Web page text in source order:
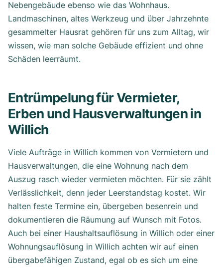
Nebengebäude ebenso wie das Wohnhaus.
Landmaschinen, altes Werkzeug und über Jahrzehnte
gesammelter Hausrat gehören für uns zum Alltag, wir
wissen, wie man solche Gebäude effizient und ohne
Schäden leerräumt.
Entrümpelung für Vermieter,
Erben und Hausverwaltungen in
Willich
Viele Aufträge in Willich kommen von Vermietern und
Hausverwaltungen, die eine Wohnung nach dem
Auszug rasch wieder vermieten möchten. Für sie zählt
Verlässlichkeit, denn jeder Leerstandstag kostet. Wir
halten feste Termine ein, übergeben besenrein und
dokumentieren die Räumung auf Wunsch mit Fotos.
Auch bei einer Haushaltsauflösung in Willich oder einer
Wohnungsauflösung in Willich achten wir auf einen
übergabefähigen Zustand, egal ob es sich um eine